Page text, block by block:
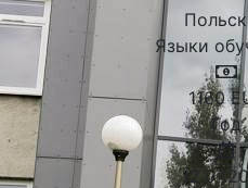
Языки
1160
Год